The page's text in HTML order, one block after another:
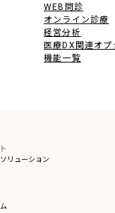
WEB問診
オンライン診療
経営分析
医療DX関連オプ
機能一覧
リューション